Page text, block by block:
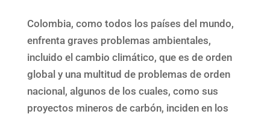
Colombia, como todos los países del mundo,
enfrenta graves problemas ambientales,
incluido el cambio climático, que es de orden
global y una multitud de problemas de orden
nacional, algunos de los cuales, como sus
proyectos mineros de carbón, inciden en los